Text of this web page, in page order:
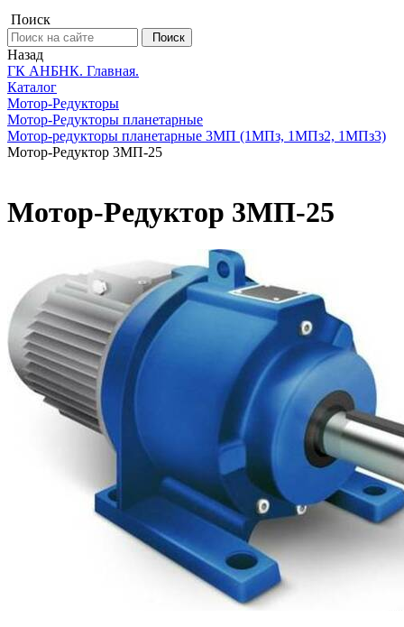
Поиск
Поиск
Назад
ГК АНБНК. Главная.
Каталог
Мотор-Редукторы
Мотор-Редукторы планетарные
Мотор‑редукторы планетарные 3МП (1МПз, 1МПз2, 1МПз3)
Мотор-Редуктор 3МП-25
Мотор-Редуктор 3МП-25